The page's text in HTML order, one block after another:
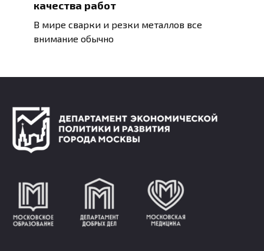
качества работ
В мире сварки и резки металлов все
внимание обычно